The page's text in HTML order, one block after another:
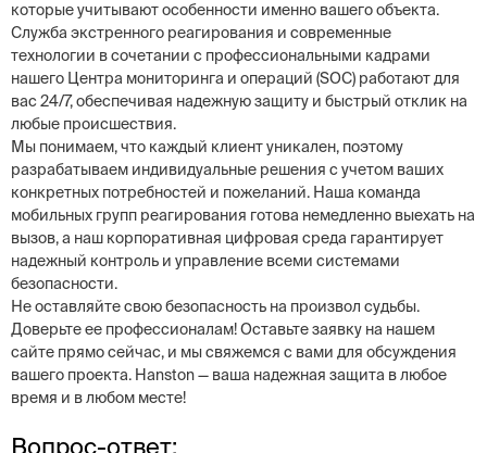
которые учитывают особенности именно вашего объекта.
Служба экстренного реагирования и современные
технологии в сочетании с профессиональными кадрами
нашего Центра мониторинга и операций (SOC) работают для
вас 24/7, обеспечивая надежную защиту и быстрый отклик на
любые происшествия.
Мы понимаем, что каждый клиент уникален, поэтому
разрабатываем индивидуальные решения с учетом ваших
конкретных потребностей и пожеланий. Наша команда
мобильных групп реагирования готова немедленно выехать на
вызов, а наш корпоративная цифровая среда гарантирует
надежный контроль и управление всеми системами
безопасности.
Не оставляйте свою безопасность на произвол судьбы.
Доверьте ее профессионалам! Оставьте заявку на нашем
сайте прямо сейчас, и мы свяжемся с вами для обсуждения
вашего проекта. Hanston — ваша надежная защита в любое
время и в любом месте!
Вопрос-ответ: